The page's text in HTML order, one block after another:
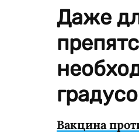
Даже
Вакцина